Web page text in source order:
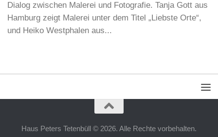
Dialog zwischen Malerei und Fotografie. Tanja Gott aus
Hamburg zeigt Malerei unter dem Titel „Liebste Orte“,
und Heiko Westphalen aus...
Haus Peters Tetenbüll © 2026. Alle Rechte vorbehalten.